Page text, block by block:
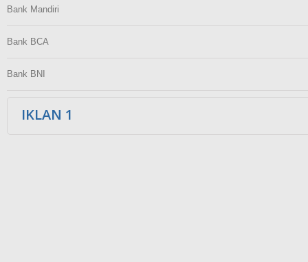
Bank Mandiri
Bank BCA
Bank BNI
IKLAN 1